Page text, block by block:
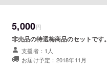
5,000円
非売品の特選梅商品のセットです。
支援者：1人
お届け予定：2018年11月